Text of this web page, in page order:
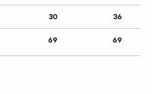
30
69
36
69